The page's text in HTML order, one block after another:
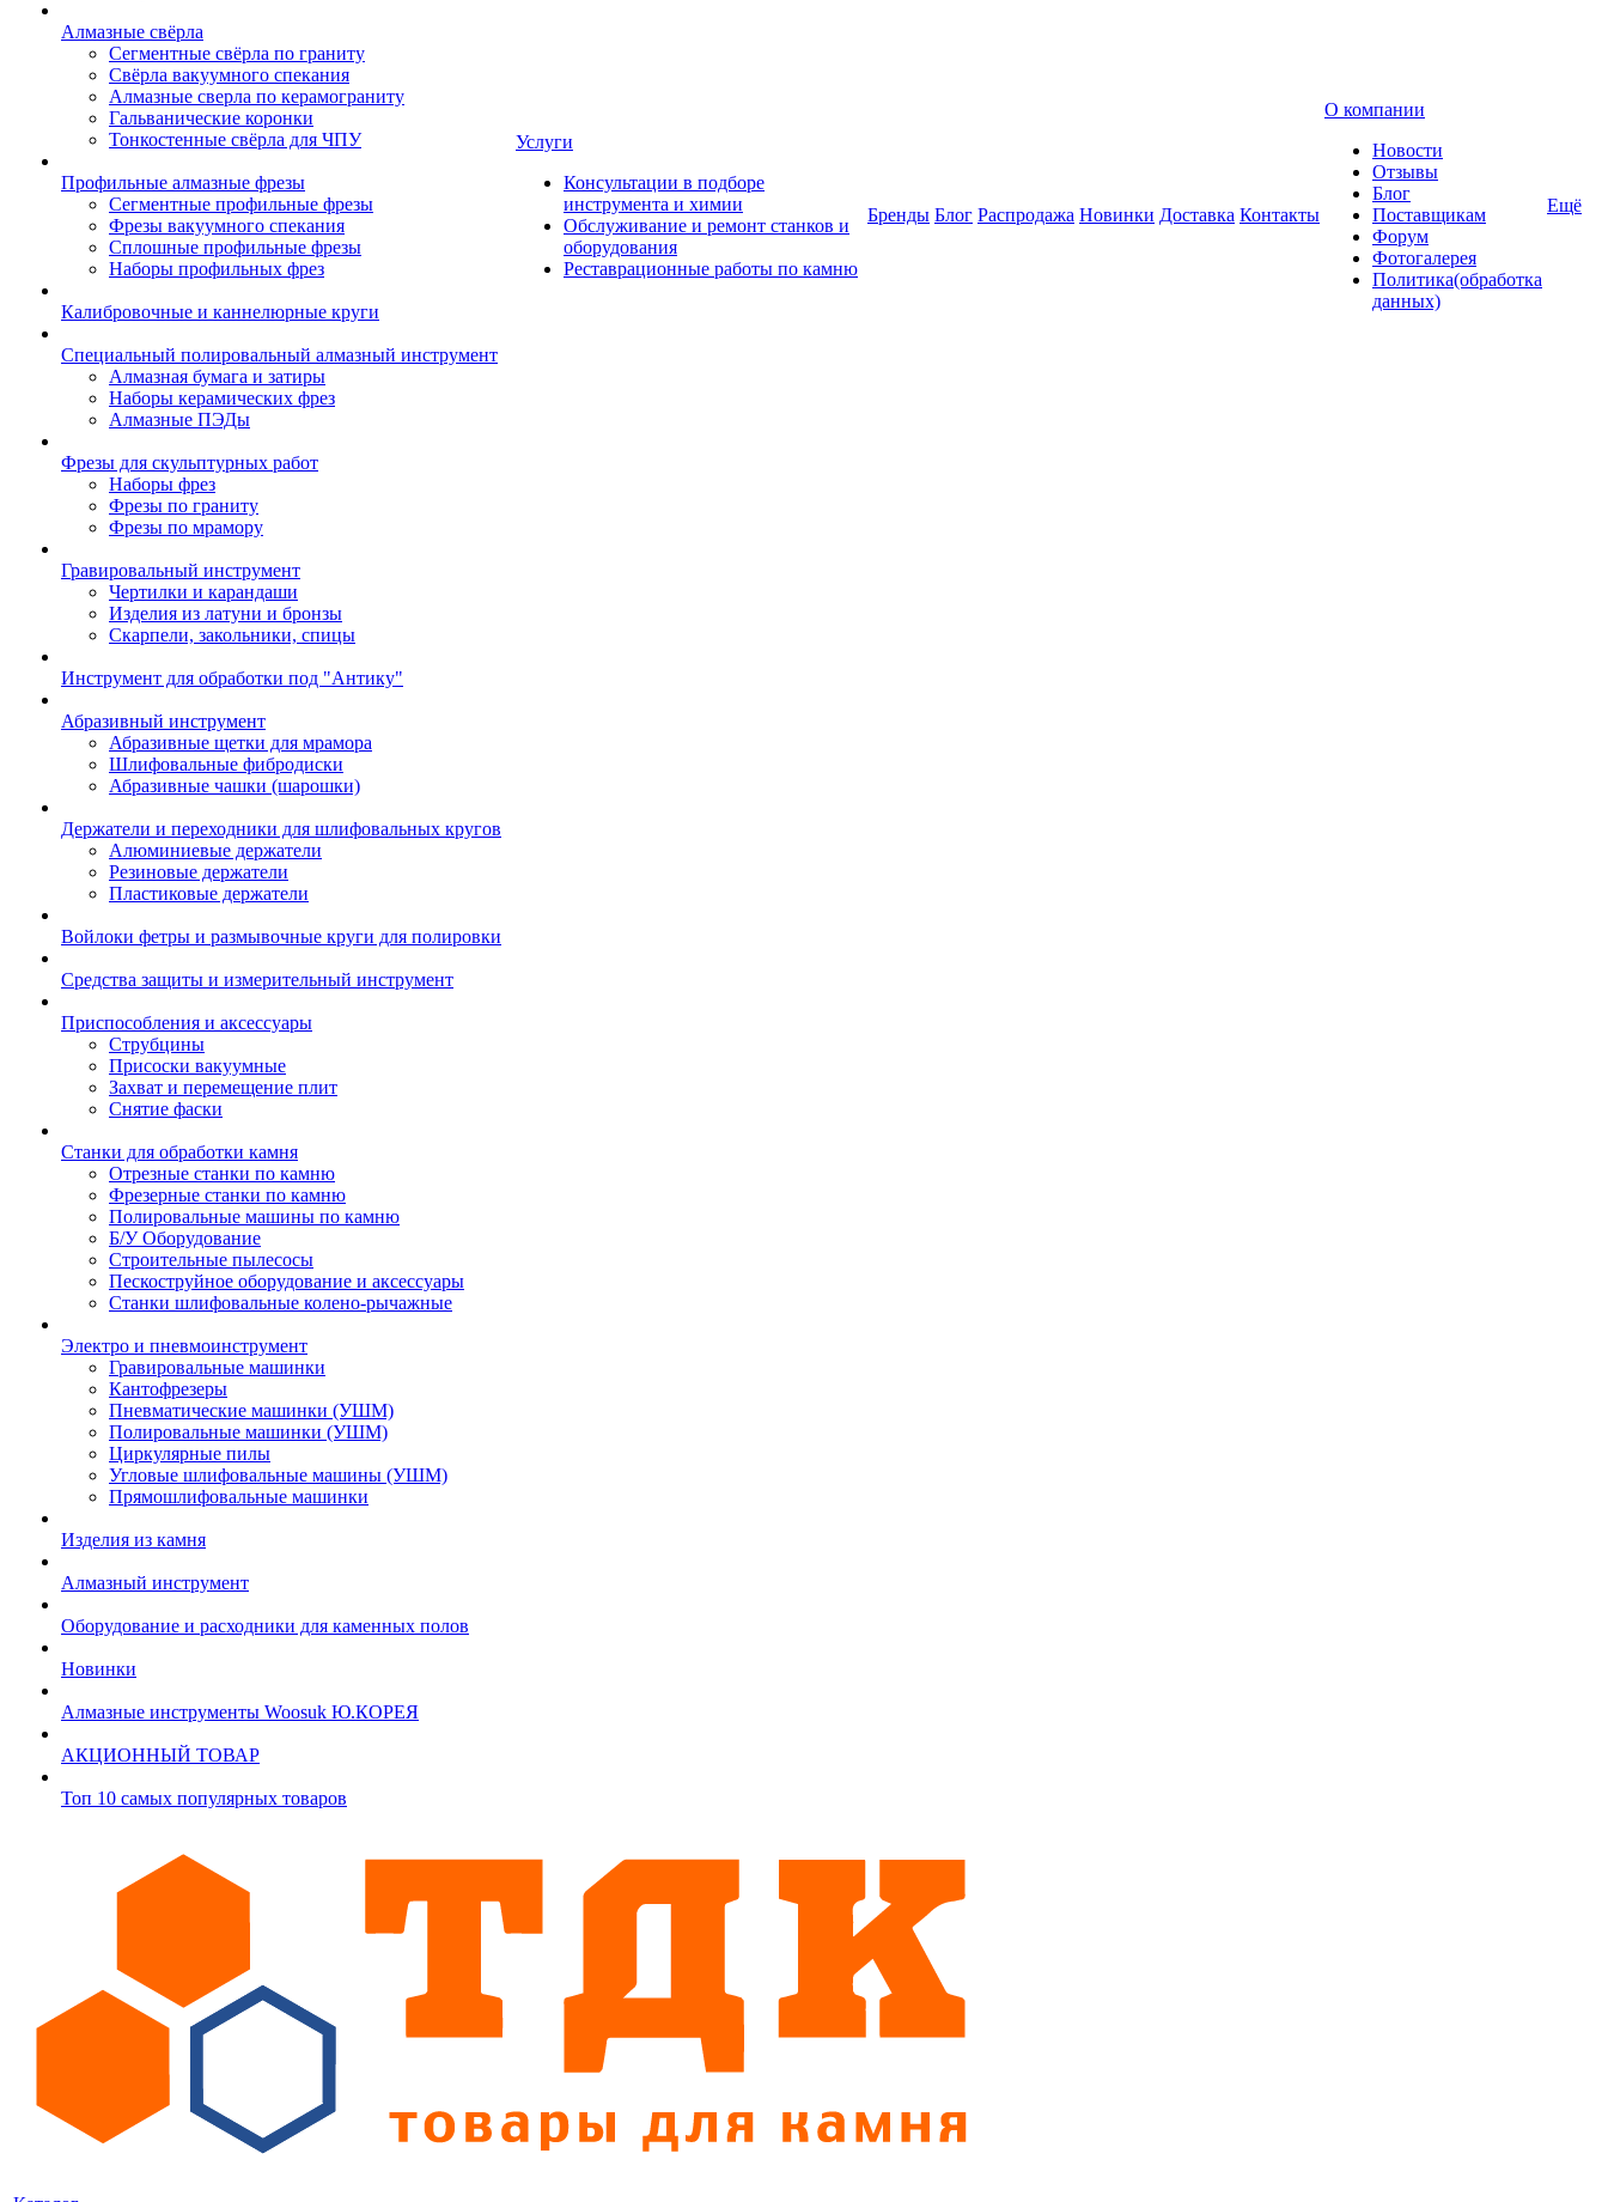
Алмазные свёрла
Сегментные свёрла по граниту
Свёрла вакуумного спекания
Алмазные сверла по керамограниту
Гальванические коронки
Тонкостенные свёрла для ЧПУ
Профильные алмазные фрезы
Сегментные профильные фрезы
Фрезы вакуумного спекания
Сплошные профильные фрезы
Наборы профильных фрез
Калибровочные и каннелюрные круги
Специальный полировальный алмазный инструмент
Алмазная бумага и затиры
Наборы керамических фрез
Алмазные ПЭДы
Фрезы для скульптурных работ
Наборы фрез
Фрезы по граниту
Фрезы по мрамору
Гравировальный инструмент
Чертилки и карандаши
Изделия из латуни и бронзы
Скарпели, закольники, спицы
Инструмент для обработки под "Антику"
Абразивный инструмент
Абразивные щетки для мрамора
Шлифовальные фибродиски
Абразивные чашки (шарошки)
Держатели и переходники для шлифовальных кругов
Алюминиевые держатели
Резиновые держатели
Пластиковые держатели
Войлоки фетры и размывочные круги для полировки
Средства защиты и измерительный инструмент
Приспособления и аксессуары
Струбцины
Присоски вакуумные
Захват и перемещение плит
Снятие фаски
Станки для обработки камня
Отрезные станки по камню
Фрезерные станки по камню
Полировальные машины по камню
Б/У Оборудование
Строительные пылесосы
Пескоструйное оборудование и аксессуары
Станки шлифовальные колено-рычажные
Электро и пневмоинструмент
Гравировальные машинки
Кантофрезеры
Пневматические машинки (УШМ)
Полировальные машинки (УШМ)
Циркулярные пилы
Угловые шлифовальные машины (УШМ)
Прямошлифовальные машинки
Изделия из камня
Алмазный инструмент
Оборудование и расходники для каменных полов
Новинки
Алмазные инструменты Woosuk Ю.КОРЕЯ
АКЦИОННЫЙ ТОВАР
Топ 10 самых популярных товаров
Услуги
Консультации в подборе
инструмента и химии
Обслуживание и ремонт станков и
оборудования
Реставрационные работы по камню
Бренды Блог Распродажа Новинки Доставка Контакты
О компании
Новости
Отзывы
Блог
Поставщикам
Форум
Фотогалерея
Политика(обработка
данных)
Ещё